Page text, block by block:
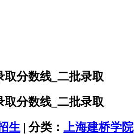
取分数线_二批录取
取分数线_二批录取
生| 分类： 上海建桥学院